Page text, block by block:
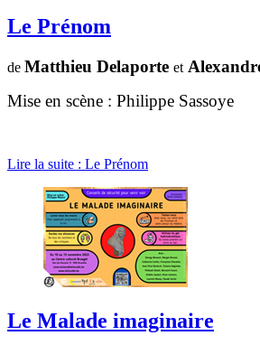
Le Prénom
de Matthieu Delaporte et
Mise en scène : Philippe Sassoye
Lire la suite : Le Prénom
Le Malade imaginaire